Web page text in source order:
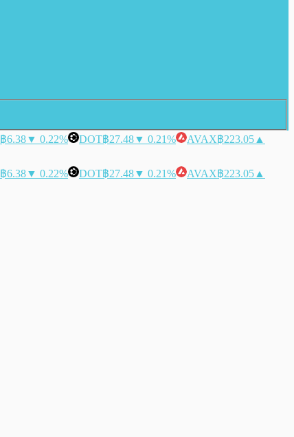
฿6.38▼ 0.22% DOT฿27.48▼ 0.21% AVAX฿223.05 ▲
฿6.38▼ 0.22% DOT฿27.48▼ 0.21% AVAX฿223.05 ▲